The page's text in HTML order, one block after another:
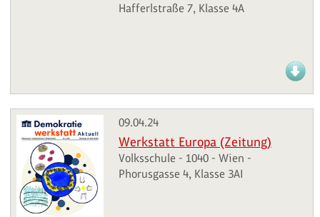
Hafferlstraße 7, Klasse 4A
09.04.24
Werkstatt Europa (Zeitung)
Volksschule - 1040 - Wien -
Phorusgasse 4, Klasse 3AI